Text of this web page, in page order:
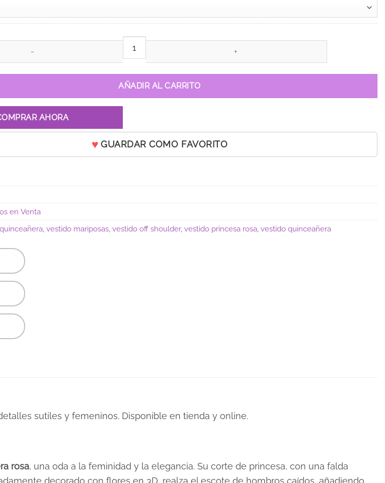
Mariposa Rosa cantidad
AÑADIR AL CARRITO
AHORA
GUARDAR COMO FAVORITO
en Venta
vestido mariposas vestido off shoulder, vestido princesa rosa vestido quinceañera
sutiles y femeninos. Disponible en tienda y online.
rosa, una oda a la feminidad y la elegancia. Su corte de princesa, con una falda
decorado con flores en 3D, realza el escote de hombros caídos, añadiendo